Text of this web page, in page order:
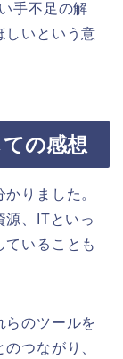
手不足の解
しいという意
の感想
りました。
源、ITといっ
ていることも
らのツールを
つながり、